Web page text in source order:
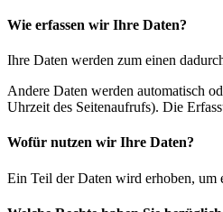
Wie erfassen wir Ihre Daten?
Ihre Daten werden zum einen
Andere Daten werden automatisch
Uhrzeit des Seitenaufrufs). Die
Wofür nutzen wir Ihre Daten?
Ein Teil der Daten wird erhoben, um